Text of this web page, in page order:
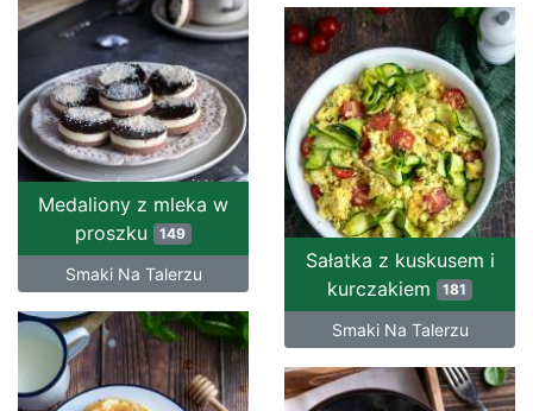
Medaliony z mleka w
proszku 149
Smaki Na Talerzu
Sałatka z kuskusem i
kurczakiem 181
Smaki Na Talerzu